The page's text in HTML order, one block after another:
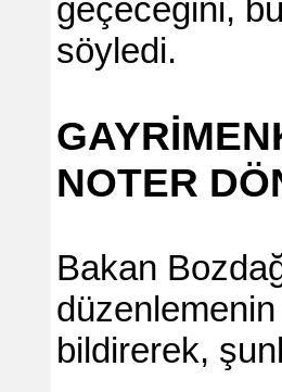
geçeceğini,
söyledi.
NOTER
Bakan
bildirerek,